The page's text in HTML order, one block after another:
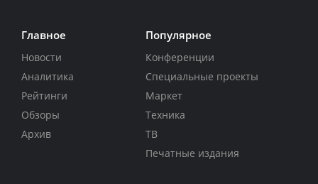
Главное
Новости
Аналитика
Рейтинги
Обзоры
Архив
Популярное
Конференции
Специальные проекты
Маркет
Техника
ТВ
Печатные издания